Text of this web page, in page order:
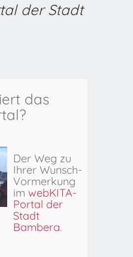
der Stadt
das
Der Weg zu
Ihrer Wunsch-
Vormerkung
im webKITA-
Portal der
Stadt
Bamberg.